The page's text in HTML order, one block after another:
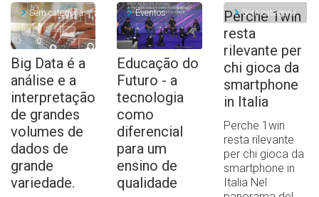
Sem categoria
Big Data é a
análise e a
interpretação
de grandes
volumes de
dados de
grande
variedade.
Eventos
Educação do
Futuro - a
tecnologia
como
diferencial
para um
ensino de
qualidade
Sem categoria
Perche 1win
resta
rilevante per
chi gioca da
smartphone
in Italia
Perche 1win
resta rilevante
per chi gioca da
smartphone in
Italia Nel